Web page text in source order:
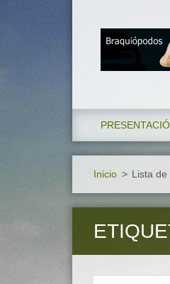
Inicio > Lista